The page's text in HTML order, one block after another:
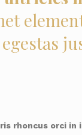
rhoncus orci in